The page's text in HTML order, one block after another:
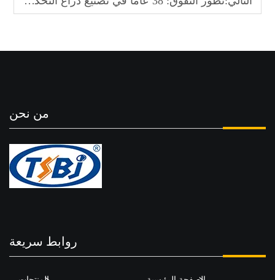
من نحن
روابط سريعة